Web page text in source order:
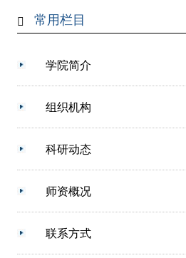
常用栏目
学院简介
组织机构
科研动态
师资概况
联系方式